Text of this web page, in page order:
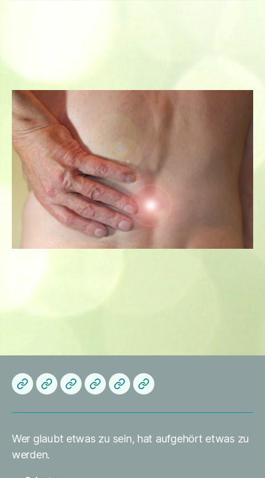
HerzlichStartseite
AboutDie
Datenschutzerklärung
Impressum
Wer glaubt etwas zu sein, hat aufgehört etwas zu
werden.